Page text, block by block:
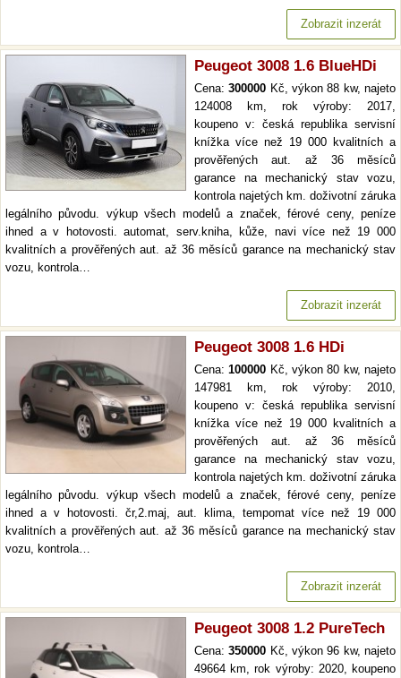
Zobrazit inzerát
Peugeot 3008 1.6 BlueHDi
Cena:300000 Kč, výkon 88 kw, najeto
124008 km, rok výroby: 2017,
koupeno v: česká republika servisní
knížka více než 19 000 kvalitních a
prověřených aut. až 36 měsíců
garance na mechanický stav vozu,
kontrola najetých km. doživotní záruka
legálního původu. výkup všech modelů a značek, férové ceny, peníze
ihned a v hotovosti. automat, serv.kniha, kůže, navi více než 19 000
kvalitních a prověřených aut. až 36 měsíců garance na mechanický stav
vozu, kontrola…
Zobrazit inzerát
Peugeot 3008 1.6 HDi
Cena:100000 Kč, výkon 80 kw, najeto
147981 km, rok výroby: 2010,
koupeno v: česká republika servisní
knížka více než 19 000 kvalitních a
prověřených aut. až 36 měsíců
garance na mechanický stav vozu,
kontrola najetých km. doživotní záruka
legálního původu. výkup všech modelů a značek, férové ceny, peníze
ihned a v hotovosti. čr,2.maj, aut. klima, tempomat více než 19 000
kvalitních a prověřených aut. až 36 měsíců garance na mechanický stav
vozu, kontrola…
Zobrazit inzerát
Peugeot 3008 1.2 PureTech
Cena:350000 Kč, výkon 96 kw, najeto
49664 km, rok výroby: 2020, koupeno